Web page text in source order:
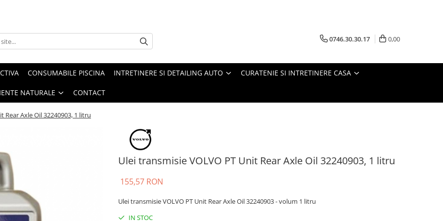
0746.30.30.17 0,00
CONSUMABILE PISCINA INTRETINERE SI DETAILING AUTO CURATENIE SI INTRETINERE CASA
NATURALE CONTACT
Rear Axle Oil 32240903, 1 litru
Ulei transmisie VOLVO PT Unit Rear Axle Oil 32240903, 1 litru
155,57 RON
Ulei transmisie VOLVO PT Unit Rear Axle Oil 32240903 - volum 1 litru
IN STOC